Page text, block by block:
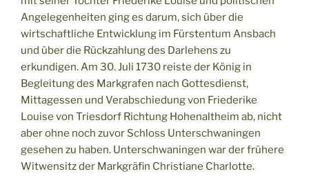
Angelegenheiten ging es darum, sich über die
wirtschaftliche Entwicklung im Fürstentum Ansbach
und über die Rückzahlung des Darlehens zu
erkundigen. Am 30. Juli 1730 reiste der König in
Begleitung des Markgrafen nach Gottesdienst,
Mittagessen und Verabschiedung von Friederike
Louise von Triesdorf Richtung Hohenaltheim ab, nicht
aber ohne noch zuvor Schloss Unterschwaningen
gesehen zu haben. Unterschwaningen war der frühere
Witwensitz der Markgräfin Christiane Charlotte.